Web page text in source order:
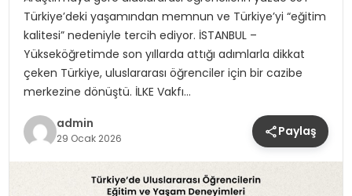
Türkiye’deki yaşamından memnun ve Türkiye’yi “eğitim
kalitesi” nedeniyle tercih ediyor. İSTANBUL –
Yükseköğretimde son yıllarda attığı adımlarla dikkat
çeken Türkiye, uluslararası öğrenciler için bir cazibe
merkezine dönüştü. İLKE Vakfı…
admin
29 Ocak 2026 Paylaş